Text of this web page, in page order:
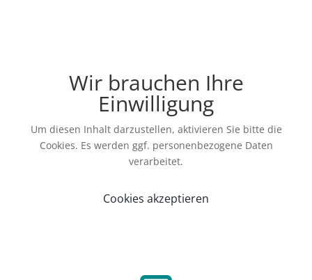
Wir brauchen Ihre
Einwilligung
Um diesen Inhalt darzustellen, aktivieren Sie bitte die
Cookies. Es werden ggf. personenbezogene Daten
verarbeitet.
Cookies akzeptieren